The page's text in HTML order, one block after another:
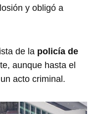
y obligó a
de la policía de
aunque hasta el
acto criminal.